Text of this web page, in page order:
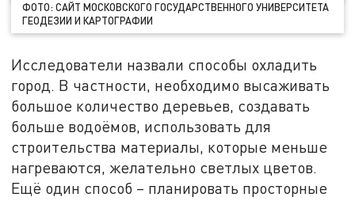
ФОТО: САЙТ МОСКОВСКОГО ГОСУДАРСТВЕННОГО УНИВЕРСИТЕТА
ГЕОДЕЗИИ И КАРТОГРАФИИ
Исследователи назвали способы охладить
город. В частности, необходимо высаживать
большое количество деревьев, создавать
больше водоёмов, использовать для
строительства материалы, которые меньше
нагреваются, желательно светлых цветов.
Ещё один способ – планировать просторные